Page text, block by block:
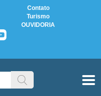
Contato
Turismo
OUVIDORIA